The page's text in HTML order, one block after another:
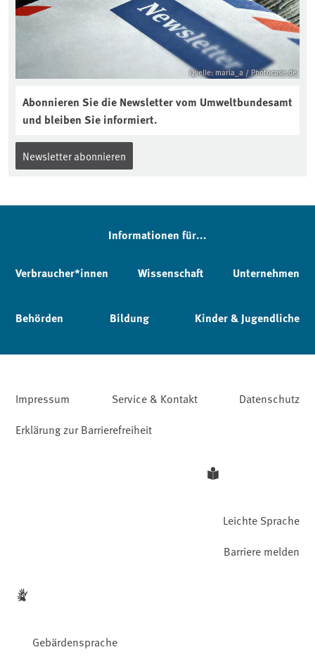
Quelle: maria_a / Photocase.de
Abonnieren Sie die Newsletter vom Umweltbundesamt
und bleiben Sie informiert.
Newsletter abonnieren
Informationen für...
Verbraucher*innen Wissenschaft Unternehmen
Behörden Bildung Kinder & Jugendliche
Impressum Service & Kontakt
Datenschutz
Erklärung zur Barrierefreiheit
Leichte Sprache
Gebärdensprache
Barriere melden